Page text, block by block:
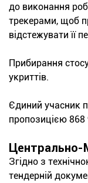
до виконання
трекерами, щоб
відстежувати її
Прибирання
укриттів.
Єдиний учасник
пропозицією 868
Центрально-
Згідно з
тендерній